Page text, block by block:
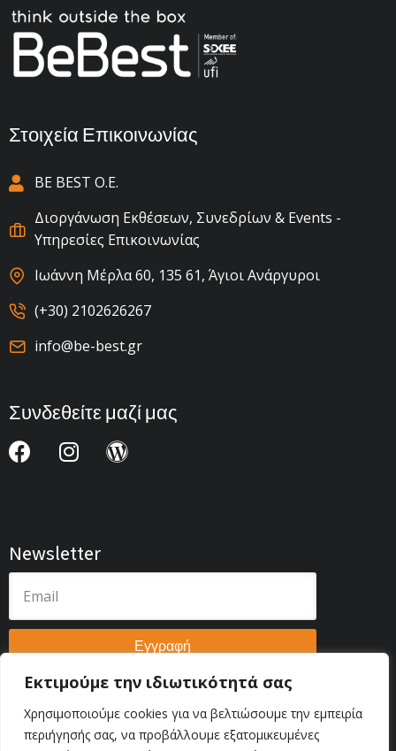
Εκτιμούμε την ιδιωτικότητά σας
Χρησιμοποιούμε cookies για να βελτιώσουμε την εμπειρία
περιήγησής σας, να προβάλλουμε εξατομικευμένες
Στοιχεία Επικοινωνίας
BE BEST Ο.Ε.
Διοργάνωση Εκθέσεων, Συνεδρίων & Events -
Υπηρεσίες Επικοινωνίας
Ιωάννη Μέρλα 60, 135 61, Άγιοι Ανάργυροι
(+30) 2102626267
info@be-best.gr
Συνδεθείτε μαζί μας
Newsletter
Εγγραφή